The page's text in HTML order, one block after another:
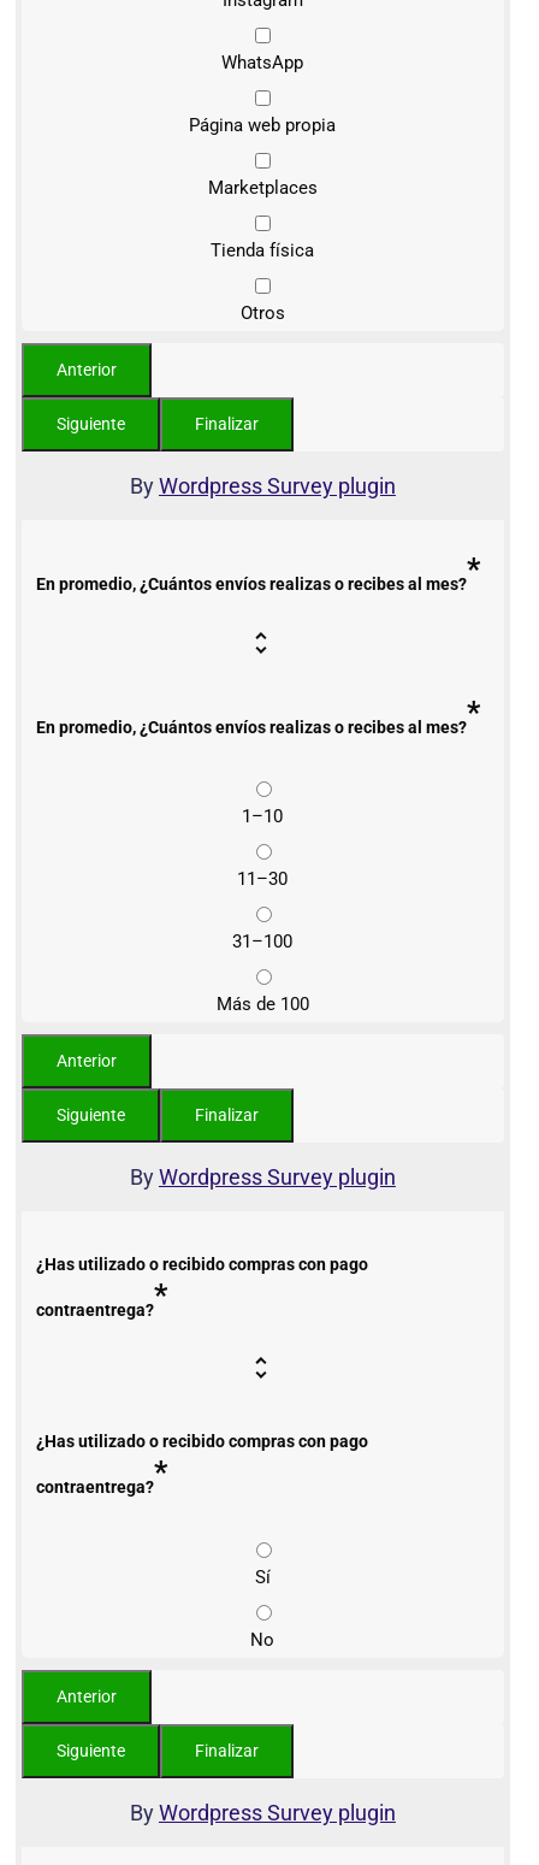
WhatsApp
Página web propia
Marketplaces
Tienda física
Otros
ByWordpress Survey plugin
En promedio, ¿Cuántos envíos realizas o recibes al mes?*
En promedio, ¿Cuántos envíos realizas o recibes al mes?*
1–10
11–30
31–100
Más de 100
ByWordpress Survey plugin
¿Has utilizado o recibido compras con pago
contraentrega?*
¿Has utilizado o recibido compras con pago
contraentrega?*
Sí
No
ByWordpress Survey plugin